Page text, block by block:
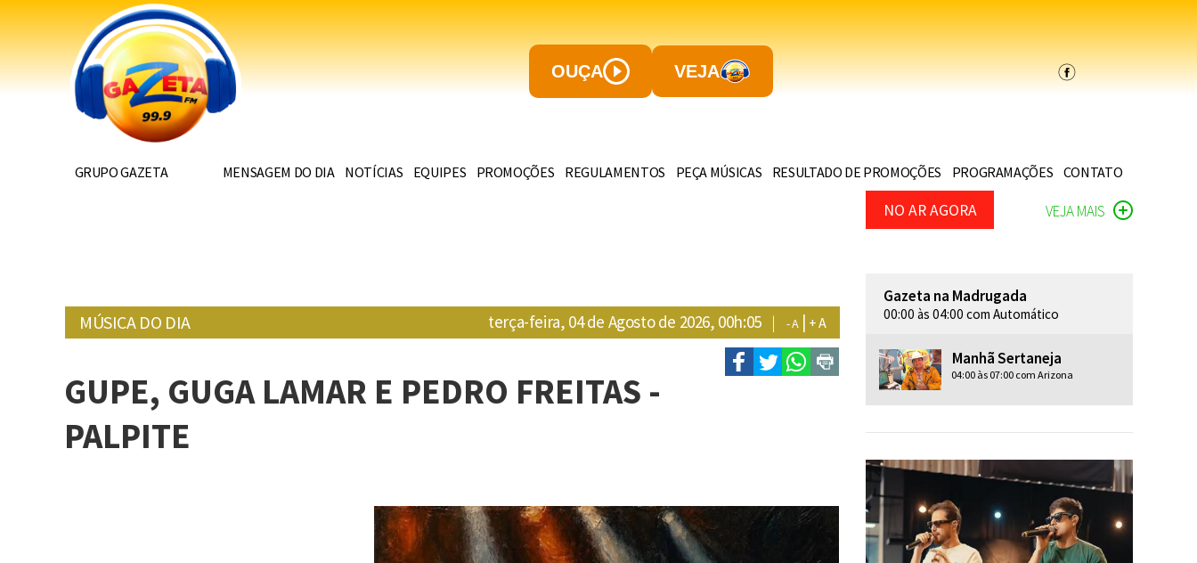
OUÇA VEJA
GRUPO GAZETA MENSAGEM DO DIA NOTÍCIAS EQUIPES PROMOÇÕES REGULAMENTOS PEÇA MÚSICAS RESULTADO DE PROMOÇÕES PROGRAMAÇÕES CONTATO
MÚSICA DO DIA terça-feira, 04 de Agosto de 2026, 00h:05 | - A | + A
GUPE, GUGA LAMAR E PEDRO FREITAS -
PALPITE
NO AR AGORA VEJA MAIS
Gazeta na Madrugada
00:00 às 04:00 com Automático
Manhã Sertaneja
04:00 às 07:00 com Arizona